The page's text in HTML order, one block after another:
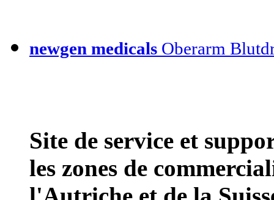
newgen medicals Oberarm
Site de service et
les zones de